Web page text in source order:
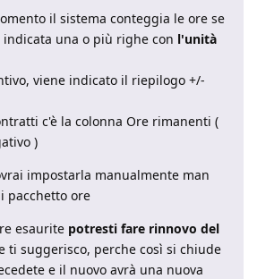
il sistema conteggia le ore se
una o più righe con l'unità
viene indicato il riepilogo +/-
c'è la colonna Ore rimanenti (
)
impostarla manualmente man
pacchetto ore
esaurite potresti fare rinnovo del
ti suggerisco, perche così si chiude
e il nuovo avrà una nuova